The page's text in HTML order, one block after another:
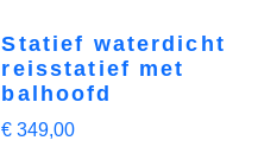
Statief waterdicht
reisstatief met
balhoofd
€ 349,00